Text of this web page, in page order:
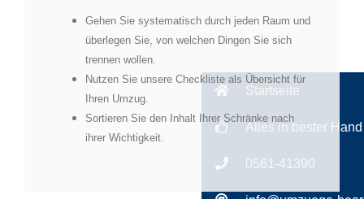
Gehen Sie systematisch durch jeden Raum und
überlegen Sie, von welchen Dingen Sie sich
trennen wollen.
Nutzen Sie unsere Checkliste als Übersicht für
Ihren Umzug.
Sortieren Sie den Inhalt Ihrer Schränke nach
ihrer Wichtigkeit.
Startseite
Alles in bester Hand
0561-41390